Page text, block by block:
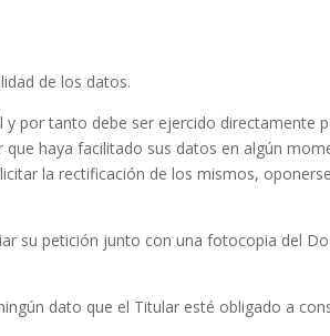
de los datos.
y por tanto debe ser ejercido
haya facilitado sus datos en algún
la rectificación de los mismos,
su petición junto con una fotocopia del
dato que el Titular esté obligado a